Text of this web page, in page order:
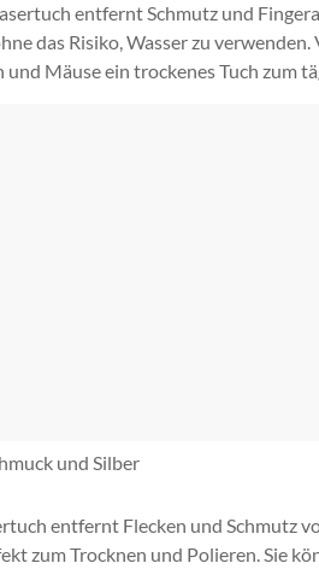
entfernt Schmutz und
das Risiko, Wasser zu
Mäuse ein trockenes Tuch zum
und Silber
entfernt Flecken und Schmutz
zum Trocknen und Polieren. Sie